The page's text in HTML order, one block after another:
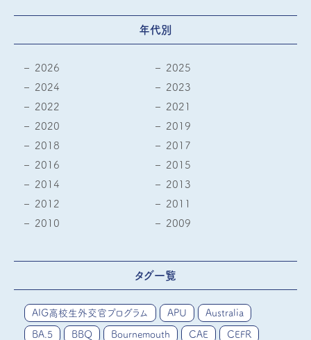
年代別
2026
2025
2024
2023
2022
2021
2020
2019
2018
2017
2016
2015
2014
2013
2012
2011
2010
2009
タグ一覧
AIG高校生外交官プログラム APU Australia
BA.5 BBQ Bournemouth CAE CEFR